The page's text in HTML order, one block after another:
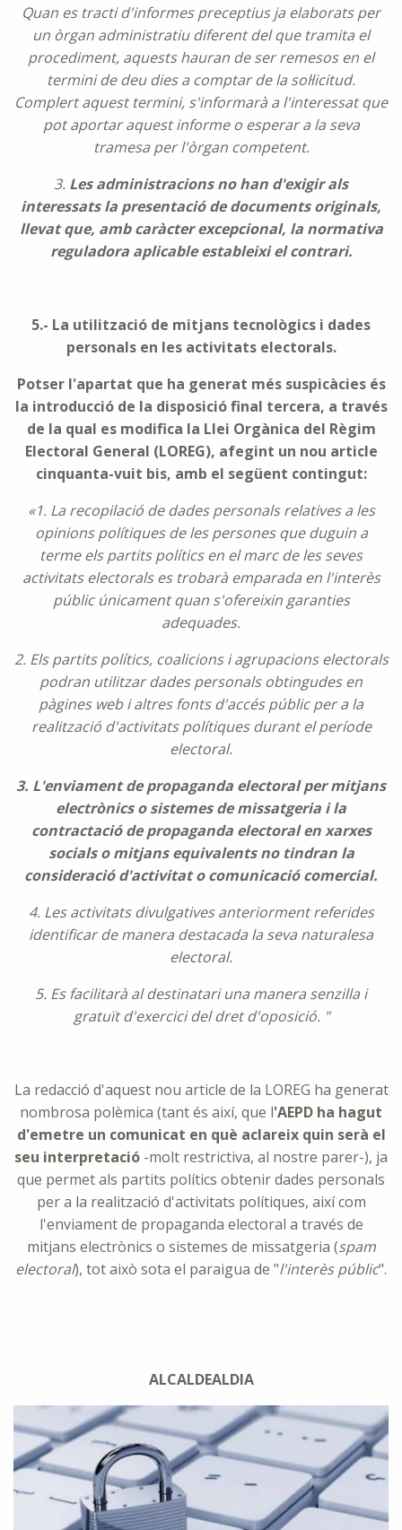
Quan es tracti d'informes preceptius ja elaborats per
un òrgan administratiu diferent del que tramita el
procediment, aquests hauran de ser remesos en el
termini de deu dies a comptar de la sol·licitud.
Complert aquest termini, s'informarà a l'interessat que
pot aportar aquest informe o esperar a la seva
tramesa per l'òrgan competent.
3. Les administracions no han d'exigir als
interessats la presentació de documents originals,
llevat que, amb caràcter excepcional, la normativa
reguladora aplicable estableixi el contrari.
5.- La utilització de mitjans tecnològics i dades
personals en les activitats electorals.
Potser l'apartat que ha generat més suspicàcies és
la introducció de la disposició final tercera, a través
de la qual es modifica la Llei Orgànica del Règim
Electoral General (LOREG), afegint un nou article
cinquanta-vuit bis, amb el següent contingut:
«1. La recopilació de dades personals relatives a les
opinions polítiques de les persones que duguin a
terme els partits polítics en el marc de les seves
activitats electorals es trobarà emparada en l'interès
públic únicament quan s'ofereixin garanties
adequades.
2. Els partits polítics, coalicions i agrupacions electorals
podran utilitzar dades personals obtingudes en
pàgines web i altres fonts d'accés públic per a la
realització d'activitats polítiques durant el període
electoral.
3. L'enviament de propaganda electoral per mitjans
electrònics o sistemes de missatgeria i la
contractació de propaganda electoral en xarxes
socials o mitjans equivalents no tindran la
consideració d'activitat o comunicació comercial.
4. Les activitats divulgatives anteriorment referides
identificar de manera destacada la seva naturalesa
electoral.
5. Es facilitarà al destinatari una manera senzilla i
gratuït d'exercici del dret d'oposició. "
La redacció d'aquest nou article de la LOREG ha generat
nombrosa polèmica (tant és així, que l'AEPD ha hagut
d'emetre un comunicat en què aclareix quin serà el
seu interpretació -molt restrictiva, al nostre parer-), ja
que permet als partits polítics obtenir dades personals
per a la realització d'activitats polítiques, així com
l'enviament de propaganda electoral a través de
mitjans electrònics o sistemes de missatgeria (spam
electoral), tot això sota el paraigua de "l'interès públic".
ALCALDEALDIA